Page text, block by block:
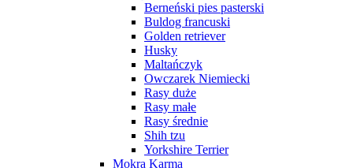
Berneński pies pasterski
Buldog francuski
Golden retriever
Husky
Maltańczyk
Owczarek Niemiecki
Rasy duże
Rasy małe
Rasy średnie
Shih tzu
Yorkshire Terrier
Mokra Karma